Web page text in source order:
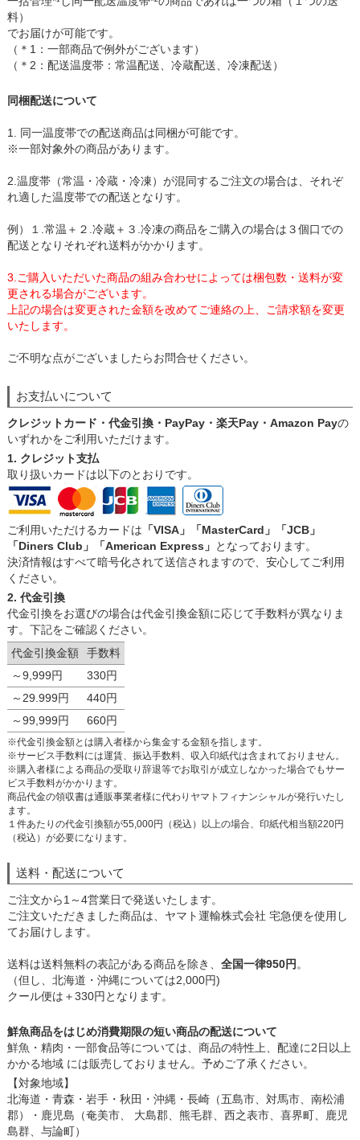
料）
でお届けが可能です。
（＊1：一部商品で例外がございます）
（＊2：配送温度帯：常温配送、冷蔵配送、冷凍配送）
同梱配送について
1. 同一温度帯での配送商品は同梱が可能です。
※一部対象外の商品があります。
2.温度帯（常温・冷蔵・冷凍）が混同するご注文の場合は、それぞ
れ適した温度帯での配送となりす。
例）１.常温＋２.冷蔵＋３.冷凍の商品をご購入の場合は３個口での
配送となりそれぞれ送料がかかります。
3.ご購入いただいた商品の組み合わせによっては梱包数・送料が変
更される場合がございます。
上記の場合は変更された金額を改めてご連絡の上、ご請求額を変更
いたします。
ご不明な点がございましたらお問合せください。
お支払いについて
クレジットカード・代金引換・PayPay・楽天Pay・Amazon Payの
いずれかをご利用いただけます。
1. クレジット支払
取り扱いカードは以下のとおりです。
ご利用いただけるカードは 「VISA」「MasterCard」「JCB」
「Diners Club」「American Express」 となっております。
決済情報はすべて暗号化されて送信されますので、安心してご利用
ください。
2. 代金引換
代金引換をお選びの場合は代金引換金額に応じて手数料が異なりま
す。下記をご確認ください。
代金引換金額
手数料
～9,999円
330円
～29.999円
440円
～99,999円
660円
※代金引換金額とは購入者様から集金する金額を指します。
※サービス手数料には運賃、振込手数料、収入印紙代は含まれておりません。
※購入者様による商品の受取り辞退等でお取引が成立しなかった場合でもサー
ビス手数料がかかります。
商品代金の領収書は通販事業者様に代わりヤマトフィナンシャルが発行いたし
ます。
１件あたりの代金引換額が55,000円（税込）以上の場合、印紙代相当額220円
（税込）が必要になります。
送料・配送について
ご注文から1～4営業日で発送いたします。
ご注文いただきました商品は、ヤマト運輸株式会社 宅急便を使用し
てお届けします。
送料は送料無料の表記がある商品を除き、 全国一律950円 。
（但し、北海道・沖縄については2,000円)
クール便は＋330円となります。
鮮魚商品をはじめ消費期限の短い商品の配送について
鮮魚・精肉・一部食品等については、商品の特性上、配達に2日以上
かかる地域 には販売しておりません。予めご了承ください。
【対象地域】
北海道・青森・岩手・秋田・沖縄・長崎（五島市、対馬市、南松浦
郡）・鹿児島（奄美市、 大島郡、熊毛群、西之表市、喜界町、鹿児
島群、与論町）